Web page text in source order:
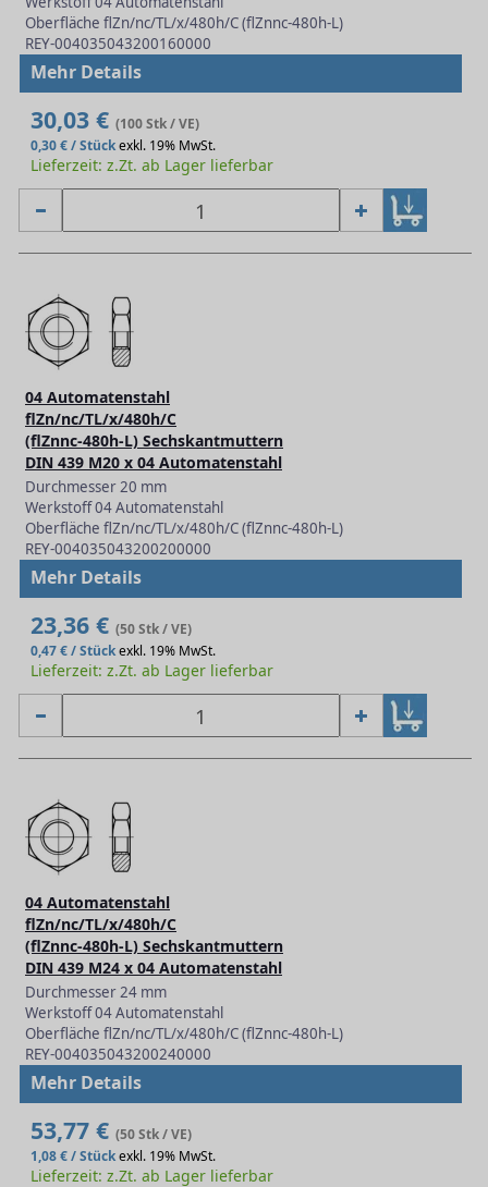
Oberfläche flZn/nc/TL/x/480h/C (flZnnc-480h-L)
REY-004035043200160000
Mehr Details
30,03 € (100 Stk / VE)
0,30 € / Stückexkl. 19% MwSt.
Lieferzeit: z.Zt. ab Lager lieferbar
04 Automatenstahl
flZn/nc/TL/x/480h/C
(flZnnc-480h-L) Sechskantmuttern
DIN 439 M20 x 04 Automatenstahl
Durchmesser 20 mm
Werkstoff 04 Automatenstahl
Oberfläche flZn/nc/TL/x/480h/C (flZnnc-480h-L)
REY-004035043200200000
Mehr Details
23,36 € (50 Stk / VE)
0,47 € / Stückexkl. 19% MwSt.
Lieferzeit: z.Zt. ab Lager lieferbar
04 Automatenstahl
flZn/nc/TL/x/480h/C
(flZnnc-480h-L) Sechskantmuttern
DIN 439 M24 x 04 Automatenstahl
Durchmesser 24 mm
Werkstoff 04 Automatenstahl
Oberfläche flZn/nc/TL/x/480h/C (flZnnc-480h-L)
REY-004035043200240000
Mehr Details
53,77 € (50 Stk / VE)
1,08 € / Stückexkl. 19% MwSt.
Lieferzeit: z.Zt. ab Lager lieferbar